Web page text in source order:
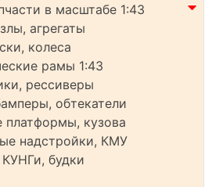
в масштабе 1:43
агрегаты
колеса
рамы 1:43
рессиверы
обтекатели
платформы, кузова
надстройки, КМУ
будки